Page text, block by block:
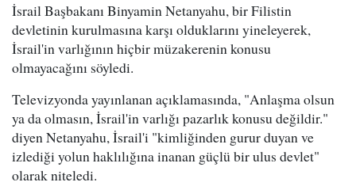
İsrail Başbakanı Binyamin Netanyahu, bir Filistin
devletinin kurulmasına karşı olduklarını yineleyerek,
İsrail'in varlığının hiçbir müzakerenin konusu
olmayacağını söyledi.
Televizyonda yayınlanan açıklamasında, "Anlaşma olsun
ya da olmasın, İsrail'in varlığı pazarlık konusu değildir."
diyen Netanyahu, İsrail'i "kimliğinden gurur duyan ve
izlediği yolun haklılığına inanan güçlü bir ulus devlet"
olarak niteledi.